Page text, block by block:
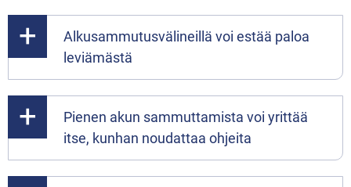
Alkusammutusvälineillä voi estää paloa
leviämästä
Pienen akun sammuttamista voi yrittää
itse, kunhan noudattaa ohjeita